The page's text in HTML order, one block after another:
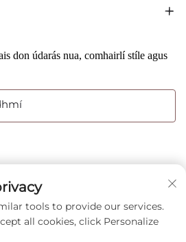
don údarás nua, comhairlí stíle agus
tools to provide our services.
all cookies, click Personalize